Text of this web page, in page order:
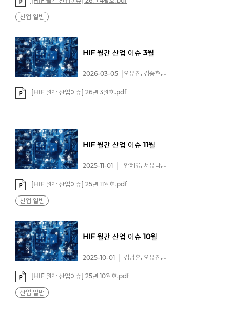
산업 일반
HIF 월간 산업 이슈 3월
[HIF 월간 산업이슈] 26년 3월호.pdf
2026-03-05 오유진, 김종현, 서유나
HIF 월간 산업 이슈 11월
[HIF 월간 산업이슈] 25년 11월호.pdf
산업 일반
2025-11-01 안혜영, 서유나, 이예린
HIF 월간 산업 이슈 10월
[HIF 월간 산업이슈] 25년 10월호.pdf
산업 일반
2025-10-01 김남훈, 오유진, 김종현